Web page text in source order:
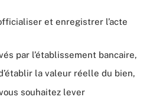
et enregistrer l’acte
par l’établissement bancaire,
la valeur réelle du bien,
souhaitez lever